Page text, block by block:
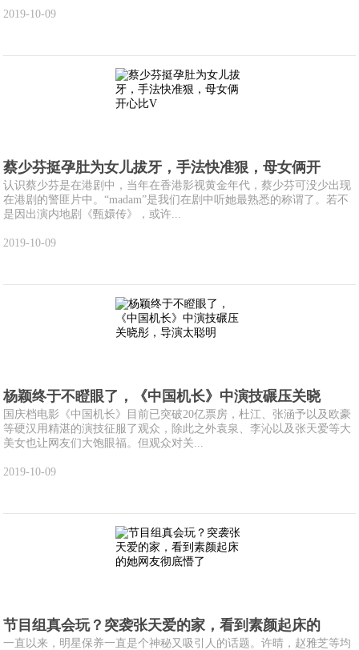
2019-10-09
蔡少芬挺孕肚为女儿拔牙，手法快准狠，母女俩开
认识蔡少芬是在港剧中，当年在香港影视黄金年代，蔡少芬可没少出现
在港剧的警匪片中。“madam”是我们在剧中听她最熟悉的称谓了。若不
是因出演内地剧《甄嬛传》，或许...
2019-10-09
杨颖终于不瞪眼了，《中国机长》中演技碾压关晓
国庆档电影《中国机长》目前已突破20亿票房，杜江、张涵予以及欧豪
等硬汉用精湛的演技征服了观众，除此之外袁泉、李沁以及张天爱等大
美女也让网友们大饱眼福。但观众对关...
2019-10-09
节目组真会玩？突袭张天爱的家，看到素颜起床的
一直以来，明星保养一直是个神秘又吸引人的话题。许晴，赵雅芝等均